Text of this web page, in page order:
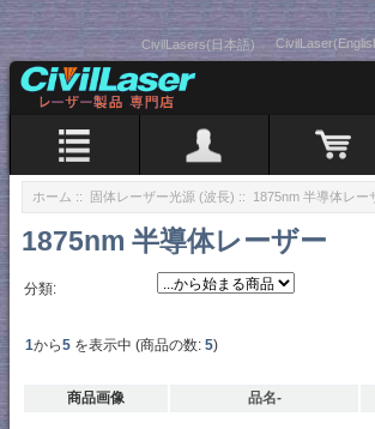
CivilLasers(日本語)
ホーム :: 固体レーザー光源 (波長) :: 1875nm 半導体レー
1875nm 半導体レーザー
分類:
1から5 を表示中 (商品の数: 5)
商品画像 品名-